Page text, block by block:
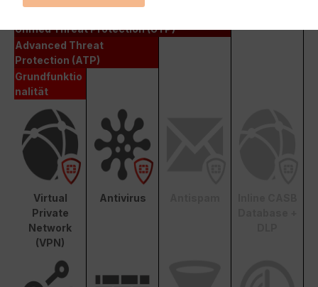
Unified Threat Protection (UTP)
Advanced Threat
Protection (ATP)
Grundfunktio
nalität
Virtual
Private
Network
(VPN)
Antivirus